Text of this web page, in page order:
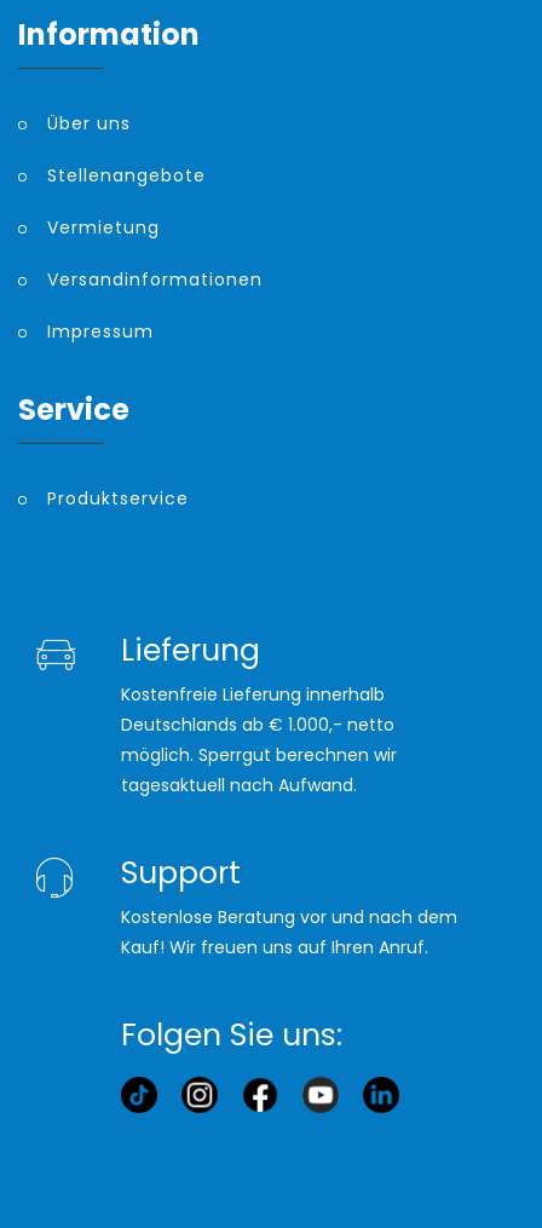
Information
Über uns
Stellenangebote
Vermietung
Versandinformationen
Impressum
Service
Produktservice
Lieferung
Kostenfreie Lieferung innerhalb
Deutschlands ab € 1.000,- netto
möglich. Sperrgut berechnen wir
tagesaktuell nach Aufwand.
Support
Kostenlose Beratung vor und nach dem
Kauf! Wir freuen uns auf Ihren Anruf.
Folgen Sie uns: